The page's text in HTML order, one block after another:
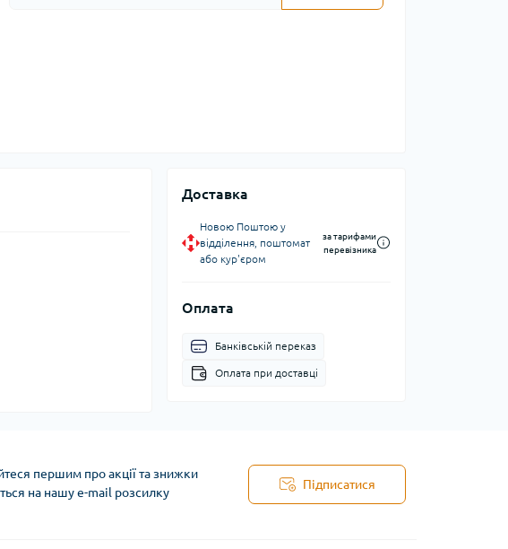
Доставка
Новою Поштою у
відділення, поштомат
або кур'єром
за тарифами
перевізника
Оплата
Банківській переказ
Оплата при доставці
першим про акції та знижки
на нашу e-mail розсилку
Підписатися